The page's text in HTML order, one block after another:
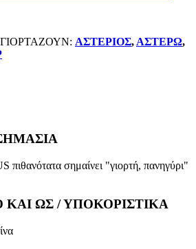
ΑΣΤΕΡΙΟΣ, ΑΣΤΕΡΩ,
σημαίνει "γιορτή, πανηγύρι"
ΚΑΙ ΩΣ / ΥΠΟΚΟΡΙΣΤΙΚΑ